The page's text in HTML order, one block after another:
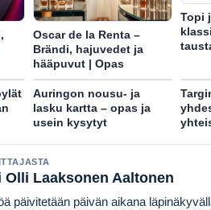
Oscar de la Renta –
Brändi, hajuvedet ja
hääpuvut | Opas
Topi
Auringon nousu- ja
lasku kartta – opas ja
usein kysytyt
Olli Laaksonen Aaltonen
päivitetään päivän aikana